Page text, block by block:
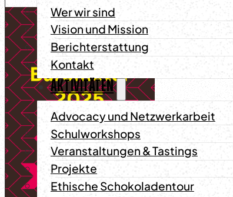
Wer wir sind
Vision und Mission
Berichterstattung
Kontakt
AKTIVITÄTEN
Advocacy und Netzwerkarbeit
Schulworkshops
Veranstaltungen & Tastings
Projekte
Ethische Schokoladentour